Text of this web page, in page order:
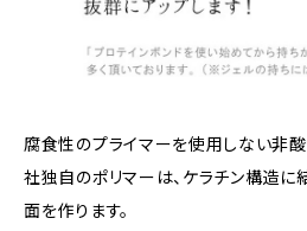
腐食性のプライマーを使用しない非
社独自のポリマーは、ケラチン構造に
面を作ります。